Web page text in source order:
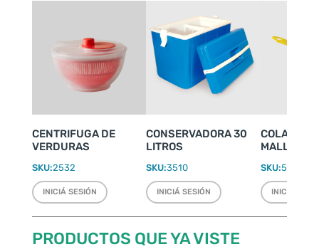
CENTRIFUGA DE
VERDURAS
SKU:2532
INICIÁ SESIÓN
CONSERVADORA 30
LITROS
SKU:3510
INICIÁ SESIÓN
COLADOR
MALLA
SKU:5007
INICIÁ
PRODUCTOS QUE YA VISTE